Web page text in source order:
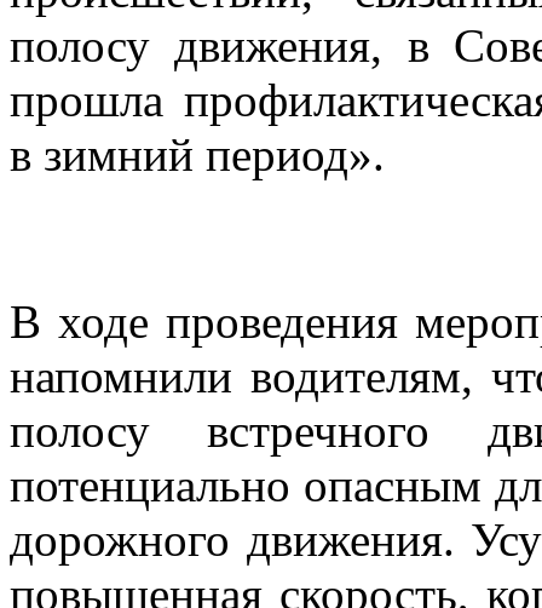
полосу движения, в
прошла
в зимний период».
В ходе проведения
напомнили водителям,
полосу встречного
потенциально опасным
дорожного движения.
повышенная скорость,